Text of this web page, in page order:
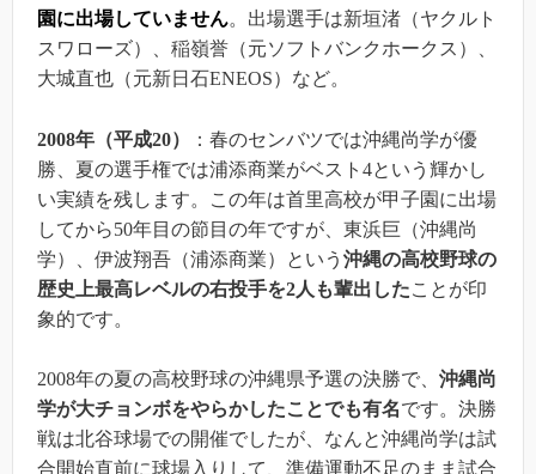
園に出場していません。出場選手は新垣渚（ヤクルト
スワローズ）、稲嶺誉（元ソフトバンクホークス）、
大城直也（元新日石ENEOS）など。
2008年（平成20）
：春のセンバツでは沖縄尚学が優
勝、夏の選手権では浦添商業がベスト4という輝かし
い実績を残します。この年は首里高校が甲子園に出場
してから50年目の節目の年ですが、東浜巨（沖縄尚
学）、伊波翔吾（浦添商業）という 沖縄の高校野球の
歴史上最高レベルの右投手を2人も輩出したことが印
象的です。
2008年の夏の高校野球の沖縄県予選の決勝で、 沖縄尚
学が大チョンボをやらかしたことでも有名です。決勝
戦は北谷球場での開催でしたが、なんと沖縄尚学は試
合開始直前に球場入りして、準備運動不足のまま試合